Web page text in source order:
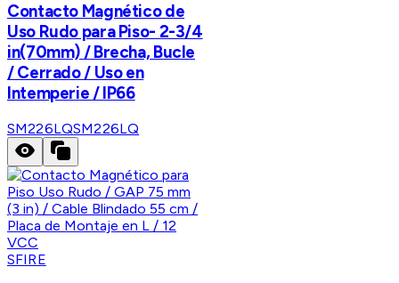
Contacto Magnético de
Uso Rudo para Piso- 2-3/4
in(70mm) / Brecha, Bucle
/ Cerrado / Uso en
Intemperie / IP66
SM226LQSM226LQ
SFIRE